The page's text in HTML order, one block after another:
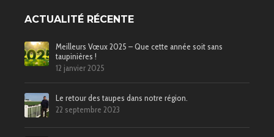
ACTUALITÉ RÉCENTE
Meilleurs Vœux 2025 – Que cette année soit sans
taupinières !
12 janvier 2025
Le retour des taupes dans notre région.
22 septembre 2023